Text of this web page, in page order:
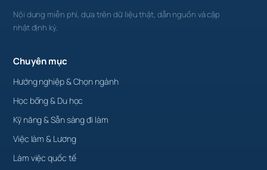
Nội dung miễn phí, dựa trên dữ liệu thật, dẫn nguồn và cập
nhật định kỳ.
Chuyên mục
Hướng nghiệp & Chọn ngành
Học bổng & Du học
Kỹ năng & Sẵn sàng đi làm
Việc làm & Lương
Làm việc quốc tế